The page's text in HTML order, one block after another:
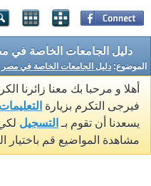
دليل الجامعات الخاصة في
الموضوع: دليل الجامعات الخاصة في مصر
أهلا و مرحبا بك معنا زائرنا
فيرجى التكرم بزيارة التعليمات
يسعدنا أن تقوم بـ التسجيل
مشاهدة المواضيع قم باختيار